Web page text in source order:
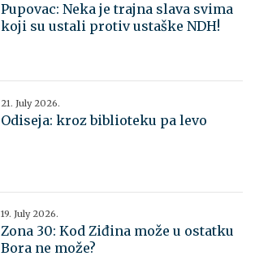
Pupovac: Neka je trajna slava svima
koji su ustali protiv ustaške NDH!
21. July 2026.
Odiseja: kroz biblioteku pa levo
19. July 2026.
Zona 30: Kod Ziđina može u ostatku
Bora ne može?